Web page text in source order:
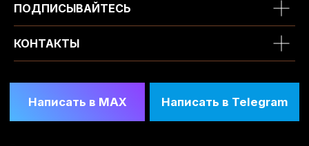
ПОДПИСЫВАЙТЕСЬ
КОНТАКТЫ